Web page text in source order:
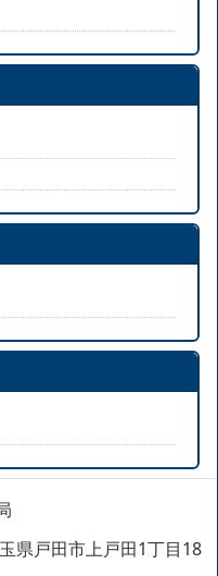
県戸田市上戸田1丁目18